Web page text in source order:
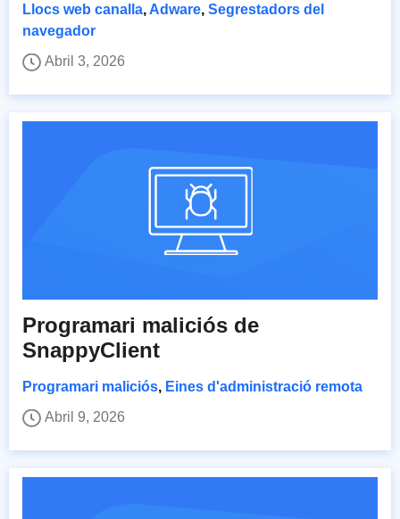
Llocs web canalla, Adware, Segrestadors del
navegador
Abril 3, 2026
Programari maliciós de
SnappyClient
Programari maliciós, Eines d'administració remota
Abril 9, 2026